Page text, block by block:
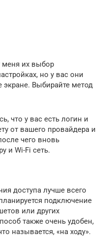
их выбор
но у вас они
экране. Выбирайте метод
что у вас есть логин и
от вашего провайдера и
чего вновь
и Wi-Fi сеть.
доступа лучше всего
подключение
или других
также очень удобен,
называется, «на ходу».